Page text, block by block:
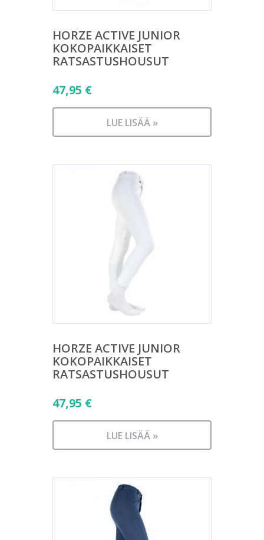
HORZE ACTIVE JUNIOR
KOKOPAIKKAISET
RATSASTUSHOUSUT
47,95 €
LUE LISÄÄ »
HORZE ACTIVE JUNIOR
KOKOPAIKKAISET
RATSASTUSHOUSUT
47,95 €
LUE LISÄÄ »